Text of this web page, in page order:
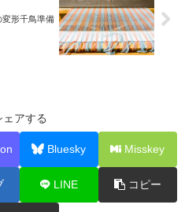
変形千鳥準備
ェアする
Bluesky Misskey
LINE コピー